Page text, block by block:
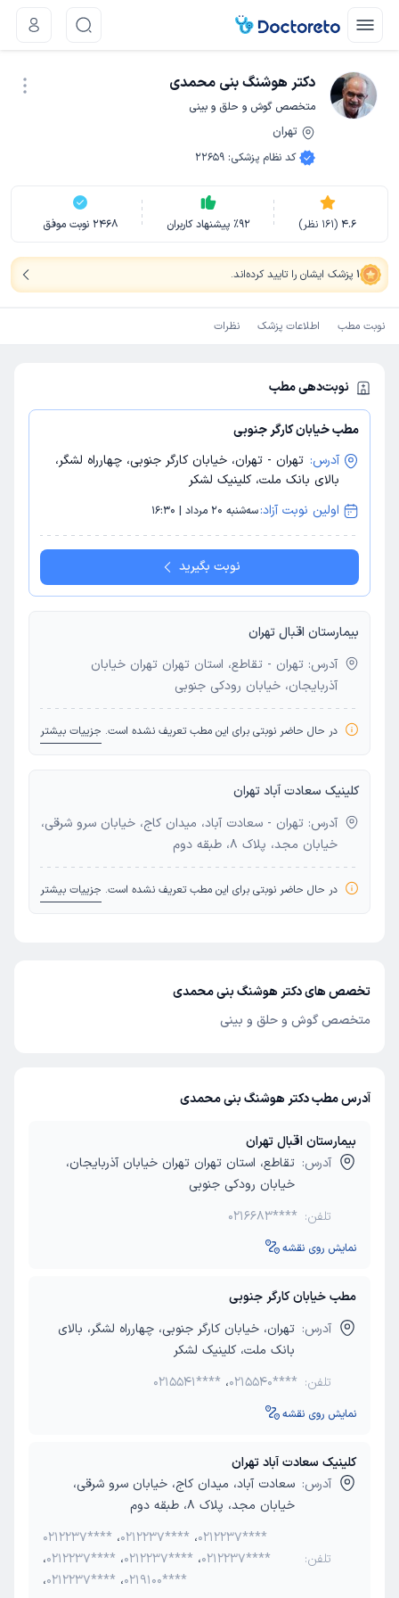
دکتر هوشنگ بنی محمدی
متخصص گوش و حلق و بینی
تهران
کد نظام پزشکی:
22659
4.6
(
161 نظر) ٪92 پیشنهاد کاربران 2468 نوبت موفق
1 پزشک ایشان را تایید کرده‌اند.
نوبت مطب اطلاعات پزشک نظرات
نوبت‌دهی مطب
مطب خیابان کارگر جنوبی
آدرس: تهران - تهران، خیابان کارگر جنوبی، چهارراه لشگر،
بالای بانک ملت، کلینیک لشکر
اولین نوبت آزاد:سه‌شنبه 20 مرداد | 16:30
نوبت بگیرید
بیمارستان اقبال تهران
آدرس: تهران - تقاطع، استان تهران تهران خیابان
آذربایجان، خیابان رودکی جنوبی
در حال حاضر نوبتی برای این مطب تعریف نشده است. جزییات بیشتر
کلینیک سعادت آباد تهران
آدرس: تهران - سعادت آباد، میدان کاج، خیابان سرو شرقی،
خیابان مجد، پلاک 8، طبقه دوم
در حال حاضر نوبتی برای این مطب تعریف نشده است. جزییات بیشتر
تخصص های دکتر هوشنگ بنی محمدی
متخصص گوش و حلق و بینی
آدرس مطب دکتر هوشنگ بنی محمدی
بیمارستان اقبال تهران
آدرس: تقاطع، استان تهران تهران خیابان آذربایجان،
خیابان رودکی جنوبی
تلفن: 0216683****
نمایش روی نقشه
مطب خیابان کارگر جنوبی
آدرس: تهران، خیابان کارگر جنوبی، چهارراه لشگر، بالای
بانک ملت، کلینیک لشکر
تلفن:
0215541**** ،0215540****
نمایش روی نقشه
کلینیک سعادت آباد تهران
آدرس: سعادت آباد، میدان کاج، خیابان سرو شرقی،
خیابان مجد، پلاک 8، طبقه دوم
تلفن:
0212237**** ،0212237**** ،0212237****
،0212237**** ،0212237**** ،0212237****
،0212237**** ،0219100****